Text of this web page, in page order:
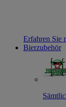
Erfahren Sie
Bierzubehör